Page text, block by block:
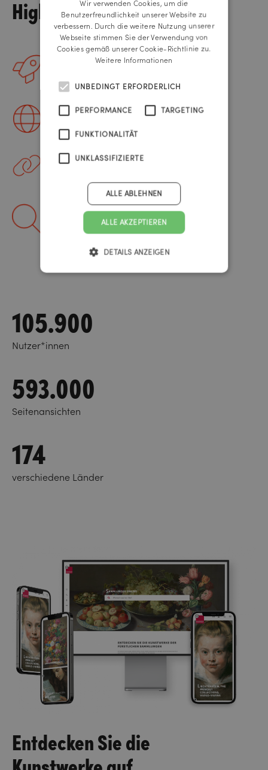
Highlights
Varnish Cache
Für die schnellste Ladezeit
Deepl Integration
Für automatisierte Übersetzung
PicturePark & mPlus
Das PIM & DAM der Plattform
Algolia Search
Für die schnellste und beste Suche
105.900
Nutzer*innen
593.000
Seitenansichten
174
verschiedene Länder
Entdecken Sie die
Wir verwenden Cookies, um die
Benutzerfreundlichkeit unserer Website zu
verbessern. Durch die weitere Nutzung unserer
Webseite stimmen Sie der Verwendung von
Cookies gemäß unserer Cookie-Richtlinie zu.
Weitere Informationen
UNBEDINGT ERFORDERLICH
PERFORMANCE TARGETING
FUNKTIONALITÄT
UNKLASSIFIZIERTE
ALLE AKZEPTIEREN
ALLE ABLEHNEN
DETAILS ANZEIGEN